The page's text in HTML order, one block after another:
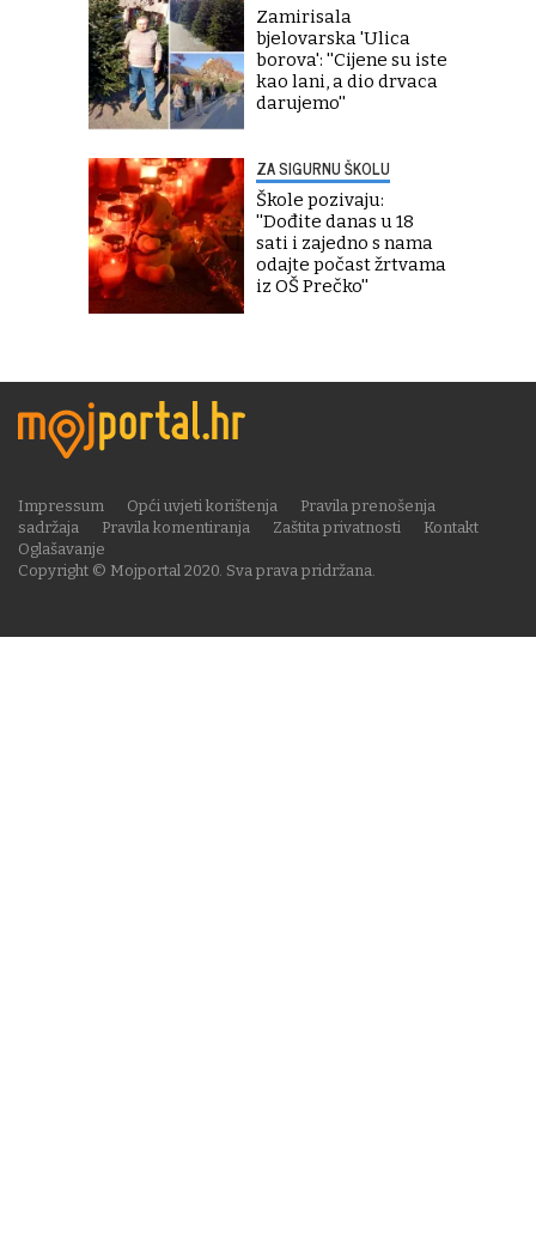
Zamirisala
bjelovarska 'Ulica
borova': ''Cijene su iste
kao lani, a dio drvaca
darujemo''
ZA SIGURNU ŠKOLU
Škole pozivaju:
''Dođite danas u 18
sati i zajedno s nama
odajte počast žrtvama
iz OŠ Prečko''
Copyright © Mojportal 2020. Sva prava pridržana.
Impressum Opći uvjeti korištenja
Pravila prenošenja
sadržaja
Pravila komentiranja Zaštita privatnosti
Kontakt
Oglašavanje